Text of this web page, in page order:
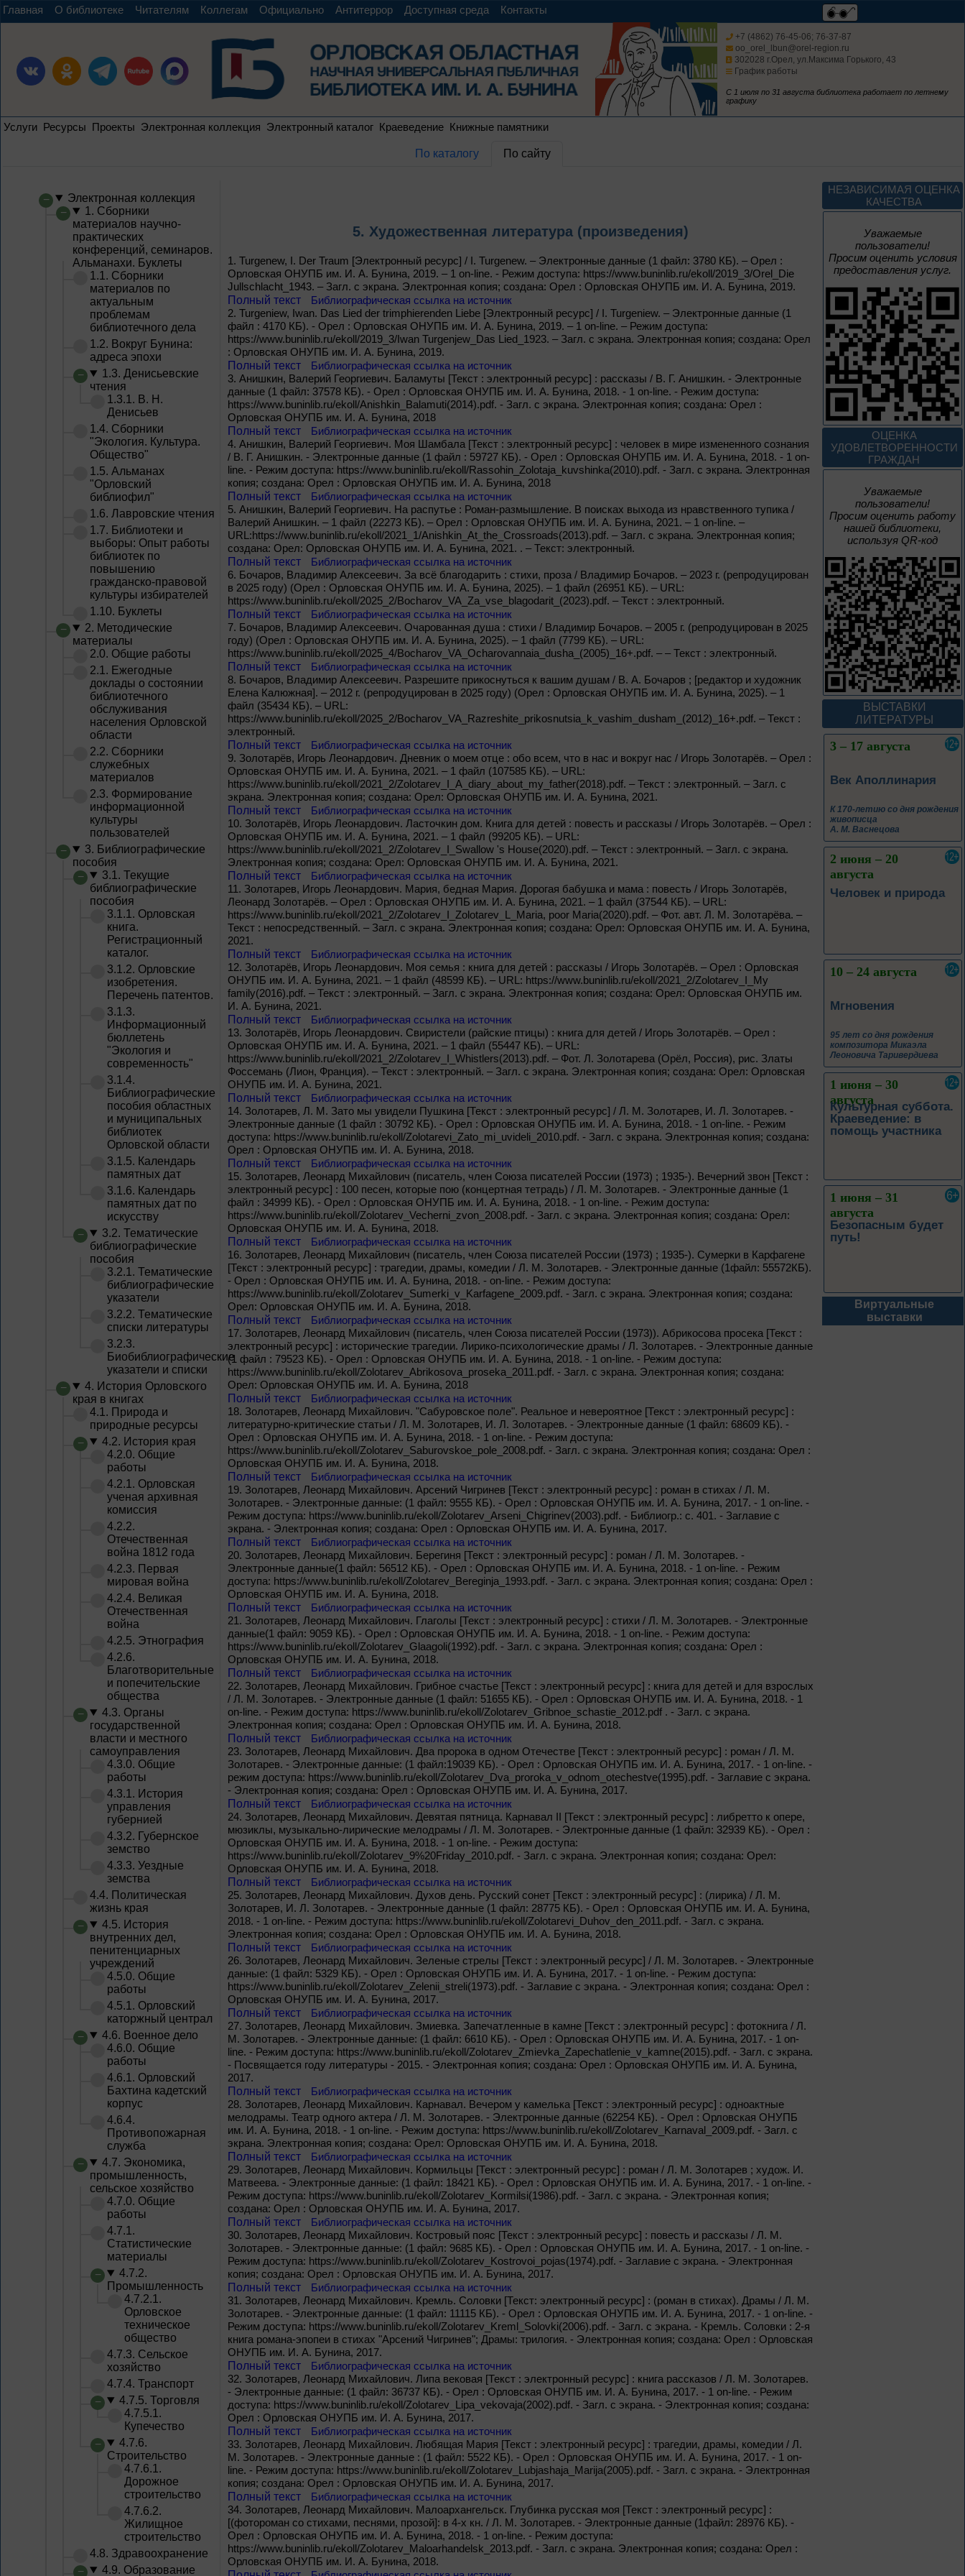
Главная О библиотеке Читателям Коллегам Официально Антитеррор Доступная среда Контакты
+7 (4862) 76-45-06; 76-37-87
oo_orel_lbun@orel-region.ru
302028 г.Орел, ул.Максима Горького, 43
График работы
С 1 июля по 31 августа библиотека работает по летнему
графику
Услуги Ресурсы Проекты Электронная коллекция Электронный каталог Краеведение Книжные памятники
По каталогу По сайту
Электронная коллекция
1. Сборники
материалов научно-
практических
конференций, семинаров.
Альманахи. Буклеты
1.1. Сборники
материалов по
актуальным
проблемам
библиотечного дела
1.2. Вокруг Бунина:
адреса эпохи
1.3. Денисьевские
чтения
1.3.1. В. Н.
Денисьев
1.4. Сборники
"Экология. Культура.
Общество"
1.5. Альманах
"Орловский
библиофил"
1.6. Лавровские чтения
1.7. Библиотеки и
выборы: Опыт работы
библиотек по
повышению
гражданско-правовой
культуры избирателей
1.10. Буклеты
2. Методические
материалы
2.0. Общие работы
2.1. Ежегодные
доклады о состоянии
библиотечного
обслуживания
населения Орловской
области
2.2. Сборники
служебных
материалов
2.3. Формирование
информационной
культуры
пользователей
3. Библиографические
пособия
3.1. Текущие
библиографические
пособия
3.1.1. Орловская
книга.
Регистрационный
каталог.
3.1.2. Орловские
изобретения.
Перечень патентов.
3.1.3.
Информационный
бюллетень
"Экология и
современность"
3.1.4.
Библиографические
пособия областных
и муниципальных
библиотек
Орловской области
3.1.5. Календарь
памятных дат
3.1.6. Календарь
памятных дат по
искусству
3.2. Тематические
библиографические
пособия
3.2.1. Тематические
библиографические
указатели
3.2.2. Тематические
списки литературы
3.2.3.
Биобиблиографические
указатели и списки
4. История Орловского
края в книгах
4.1. Природа и
природные ресурсы
4.2. История края
4.2.0. Общие
работы
4.2.1. Орловская
ученая архивная
комиссия
4.2.2.
Отечественная
война 1812 года
4.2.3. Первая
мировая война
4.2.4. Великая
Отечественная
война
4.2.5. Этнография
4.2.6.
Благотворительные
и попечительские
общества
4.3. Органы
государственной
власти и местного
самоуправления
4.3.0. Общие
работы
4.3.1. История
управления
губернией
4.3.2. Губернское
земство
4.3.3. Уездные
земства
4.4. Политическая
жизнь края
4.5. История
внутренних дел,
пенитенциарных
учреждений
4.5.0. Общие
работы
4.5.1. Орловский
каторжный централ
4.6. Военное дело
4.6.0. Общие
работы
4.6.1. Орловский
Бахтина кадетский
корпус
4.6.4.
Противопожарная
служба
4.7. Экономика,
промышленность,
сельское хозяйство
4.7.0. Общие
работы
4.7.1.
Статистические
материалы
4.7.2.
Промышленность
4.7.2.1.
Орловское
техническое
общество
4.7.3. Сельское
хозяйство
4.7.4. Транспорт
4.7.5. Торговля
4.7.5.1.
Купечество
4.7.6.
Строительство
4.7.6.1.
Дорожное
строительство
4.7.6.2.
Жилищное
строительство
4.8. Здравоохранение
4.9. Образование
5. Художественная литература (произведения)
1. Turgenew, I. Der Traum [Электронный ресурс] / I. Turgenew. – Электронные данные (1 файл: 3780 КБ). – Орел :
Орловская ОНУПБ им. И. А. Бунина, 2019. – 1 on-line. - Режим доступа: https://www.buninlib.ru/ekoll/2019_3/Orel_Die
Jullschlacht_1943. – Загл. с экрана. Электронная копия; создана: Орел : Орловская ОНУПБ им. И. А. Бунина, 2019.
Полный текст
Библиографическая ссылка на источник
2. Turgeniew, Iwan. Das Lied der trimphierenden Liebe [Электронный ресурс] / I. Turgeniew. – Электронные данные (1
файл : 4170 КБ). - Орел : Орловская ОНУПБ им. И. А. Бунина, 2019. – 1 on-line. – Режим доступа:
https://www.buninlib.ru/ekoll/2019_3/Iwan Turgenjew_Das Lied_1923. – Загл. с экрана. Электронная копия; создана: Орел
: Орловская ОНУПБ им. И. А. Бунина, 2019.
Полный текст
Библиографическая ссылка на источник
3. Анишкин, Валерий Георгиевич. Баламуты [Текст : электронный ресурс] : рассказы / В. Г. Анишкин. - Электронные
данные (1 файл: 37578 КБ). - Орел : Орловская ОНУПБ им. И. А. Бунина, 2018. - 1 on-line. - Режим доступа:
https://www.buninlib.ru/ekoll/Anishkin_Balamuti(2014).pdf. - Загл. с экрана. Электронная копия; создана: Орел :
Орловская ОНУПБ им. И. А. Бунина, 2018
Полный текст
Библиографическая ссылка на источник
4. Анишкин, Валерий Георгиевич. Моя Шамбала [Текст : электронный ресурс] : человек в мире измененного сознания
/ В. Г. Анишкин. - Электронные данные (1 файл : 59727 КБ). - Орел : Орловская ОНУПБ им. И. А. Бунина, 2018. - 1 on-
line. - Режим доступа: https://www.buninlib.ru/ekoll/Rassohin_Zolotaja_kuvshinka(2010).pdf. - Загл. с экрана. Электронная
копия; создана: Орел : Орловская ОНУПБ им. И. А. Бунина, 2018
Полный текст
Библиографическая ссылка на источник
5. Анишкин, Валерий Георгиевич. На распутье : Роман-размышление. В поисках выхода из нравственного тупика /
Валерий Анишкин. – 1 файл (22273 КБ). – Орел : Орловская ОНУПБ им. И. А. Бунина, 2021. – 1 on-line. –
URL:https://www.buninlib.ru/ekoll/2021_1/Anishkin_At_the_Crossroads(2013).pdf. – Загл. с экрана. Электронная копия;
создана: Орел: Орловская ОНУПБ им. И. А. Бунина, 2021. . – Текст: электронный.
Полный текст
Библиографическая ссылка на источник
6. Бочаров, Владимир Алексеевич. За всё благодарить : стихи, проза / Владимир Бочаров. – 2023 г. (репродуцирован
в 2025 году) (Орел : Орловская ОНУПБ им. И. А. Бунина, 2025). – 1 файл (26951 КБ). – URL:
https://www.buninlib.ru/ekoll/2025_2/Bocharov_VA_Za_vse_blagodarit_(2023).pdf. – Текст : электронный.
Полный текст
Библиографическая ссылка на источник
7. Бочаров, Владимир Алексеевич. Очарованная душа : стихи / Владимир Бочаров. – 2005 г. (репродуцирован в 2025
году) (Орел : Орловская ОНУПБ им. И. А. Бунина, 2025). – 1 файл (7799 КБ). – URL:
https://www.buninlib.ru/ekoll/2025_4/Bocharov_VA_Ocharovannaia_dusha_(2005)_16+.pdf. – – Текст : электронный.
Полный текст
Библиографическая ссылка на источник
8. Бочаров, Владимир Алексеевич. Разрешите прикоснуться к вашим душам / В. А. Бочаров ; [редактор и художник
Елена Калюжная]. – 2012 г. (репродуцирован в 2025 году) (Орел : Орловская ОНУПБ им. И. А. Бунина, 2025). – 1
файл (35434 КБ). – URL:
https://www.buninlib.ru/ekoll/2025_2/Bocharov_VA_Razreshite_prikosnutsia_k_vashim_dusham_(2012)_16+.pdf. – Текст :
электронный.
Полный текст
Библиографическая ссылка на источник
9. Золотарёв, Игорь Леонардович. Дневник о моем отце : обо всем, что в нас и вокруг нас / Игорь Золотарёв. – Орел :
Орловская ОНУПБ им. И. А. Бунина, 2021. – 1 файл (107585 КБ). – URL:
https://www.buninlib.ru/ekoll/2021_2/Zolotarev_I_A_diary_about_my_father(2018).pdf. – Текст : электронный. – Загл. с
экрана. Электронная копия; создана: Орел: Орловская ОНУПБ им. И. А. Бунина, 2021.
Полный текст
Библиографическая ссылка на источник
10. Золотарёв, Игорь Леонардович. Ласточкин дом. Книга для детей : повесть и рассказы / Игорь Золотарёв. – Орел :
Орловская ОНУПБ им. И. А. Бунина, 2021. – 1 файл (99205 КБ). – URL:
https://www.buninlib.ru/ekoll/2021_2/Zolotarev_I_Swallow 's House(2020).pdf. – Текст : электронный. – Загл. с экрана.
Электронная копия; создана: Орел: Орловская ОНУПБ им. И. А. Бунина, 2021.
Полный текст
Библиографическая ссылка на источник
11. Золотарев, Игорь Леонардович. Мария, бедная Мария. Дорогая бабушка и мама : повесть / Игорь Золотарёв,
Леонард Золотарёв. – Орел : Орловская ОНУПБ им. И. А. Бунина, 2021. – 1 файл (37544 КБ). – URL:
https://www.buninlib.ru/ekoll/2021_2/Zolotarev_I_Zolotarev_L_Maria, poor Maria(2020).pdf. – Фот. авт. Л. М. Золотарёва. –
Текст : непосредственный. – Загл. с экрана. Электронная копия; создана: Орел: Орловская ОНУПБ им. И. А. Бунина,
2021.
Полный текст
Библиографическая ссылка на источник
12. Золотарёв, Игорь Леонардович. Моя семья : книга для детей : рассказы / Игорь Золотарёв. – Орел : Орловская
ОНУПБ им. И. А. Бунина, 2021. – 1 файл (48599 КБ). – URL: https://www.buninlib.ru/ekoll/2021_2/Zolotarev_I_My
family(2016).pdf. – Текст : электронный. – Загл. с экрана. Электронная копия; создана: Орел: Орловская ОНУПБ им.
И. А. Бунина, 2021.
Полный текст
Библиографическая ссылка на источник
13. Золотарёв, Игорь Леонардович. Свиристели (райские птицы) : книга для детей / Игорь Золотарёв. – Орел :
Орловская ОНУПБ им. И. А. Бунина, 2021. – 1 файл (55447 КБ). – URL:
https://www.buninlib.ru/ekoll/2021_2/Zolotarev_I_Whistlers(2013).pdf. – Фот. Л. Золотарева (Орёл, Россия), рис. Златы
Фоссемань (Лион, Франция). – Текст : электронный. – Загл. с экрана. Электронная копия; создана: Орел: Орловская
ОНУПБ им. И. А. Бунина, 2021.
Полный текст
Библиографическая ссылка на источник
14. Золотарев, Л. М. Зато мы увидели Пушкина [Текст : электронный ресурс] / Л. М. Золотарев, И. Л. Золотарев. -
Электронные данные (1 файл : 30792 КБ). - Орел : Орловская ОНУПБ им. И. А. Бунина, 2018. - 1 on-line. - Режим
доступа: https://www.buninlib.ru/ekoll/Zolotarevi_Zato_mi_uvideli_2010.pdf. - Загл. с экрана. Электронная копия; создана:
Орел : Орловская ОНУПБ им. И. А. Бунина, 2018.
Полный текст
Библиографическая ссылка на источник
15. Золотарев, Леонард Михайлович (писатель, член Союза писателей России (1973) ; 1935-). Вечерний звон [Текст :
электронный ресурс] : 100 песен, которые пою (концертная тетрадь) / Л. М. Золотарев. - Электронные данные (1
файл : 34999 КБ). - Орел : Орловская ОНУПБ им. И. А. Бунина, 2018. - 1 on-line. - Режим доступа:
https://www.buninlib.ru/ekoll/Zolotarev_Vecherni_zvon_2008.pdf. - Загл. с экрана. Электронная копия; создана: Орел:
Орловская ОНУПБ им. И. А. Бунина, 2018.
Полный текст
Библиографическая ссылка на источник
16. Золотарев, Леонард Михайлович (писатель, член Союза писателей России (1973) ; 1935-). Сумерки в Карфагене
[Текст : электронный ресурс] : трагедии, драмы, комедии / Л. М. Золотарев. - Электронные данные (1файл: 55572КБ).
- Орел : Орловская ОНУПБ им. И. А. Бунина, 2018. - on-line. - Режим доступа:
https://www.buninlib.ru/ekoll/Zolotarev_Sumerki_v_Karfagene_2009.pdf. - Загл. с экрана. Электронная копия; создана:
Орел: Орловская ОНУПБ им. И. А. Бунина, 2018.
Полный текст
Библиографическая ссылка на источник
17. Золотарев, Леонард Михайлович (писатель, член Союза писателей России (1973)). Абрикосова просека [Текст :
электронный ресурс] : исторические трагедии. Лирико-психологические драмы / Л. Золотарев. - Электронные данные
(1 файл : 79523 КБ). - Орел : Орловская ОНУПБ им. И. А. Бунина, 2018. - 1 on-line. - Режим доступа:
https://www.buninlib.ru/ekoll/Zolotarev_Abrikosova_proseka_2011.pdf. - Загл. с экрана. Электронная копия; создана:
Орел: Орловская ОНУПБ им. И. А. Бунина, 2018
Полный текст
Библиографическая ссылка на источник
18. Золотарев, Леонард Михайлович. "Сабуровское поле". Реальное и невероятное [Текст : электронный ресурс] :
литературно-критические статьи / Л. М. Золотарев, И. Л. Золотарев. - Электронные данные (1 файл: 68609 КБ). -
Орел : Орловская ОНУПБ им. И. А. Бунина, 2018. - 1 on-line. - Режим доступа:
https://www.buninlib.ru/ekoll/Zolotarev_Saburovskoe_pole_2008.pdf. - Загл. с экрана. Электронная копия; создана: Орел :
Орловская ОНУПБ им. И. А. Бунина, 2018.
Полный текст
Библиографическая ссылка на источник
19. Золотарев, Леонард Михайлович. Арсений Чигринев [Текст : электронный ресурс] : роман в стихах / Л. М.
Золотарев. - Электронные данные: (1 файл: 9555 КБ). - Орел : Орловская ОНУПБ им. И. А. Бунина, 2017. - 1 on-line. -
Режим доступа: https://www.buninlib.ru/ekoll/Zolotarev_Arseni_Chigrinev(2003).pdf. - Библиогр.: с. 401. - Заглавие с
экрана. - Электронная копия; создана: Орел : Орловская ОНУПБ им. И. А. Бунина, 2017.
Полный текст
Библиографическая ссылка на источник
20. Золотарев, Леонард Михайлович. Берегиня [Текст : электронный ресурс] : роман / Л. М. Золотарев. -
Электронные данные(1 файл: 56512 КБ). - Орел : Орловская ОНУПБ им. И. А. Бунина, 2018. - 1 on-line. - Режим
доступа: https://www.buninlib.ru/ekoll/Zolotarev_Bereginja_1993.pdf. - Загл. с экрана. Электронная копия; создана: Орел :
Орловская ОНУПБ им. И. А. Бунина, 2018.
Полный текст
Библиографическая ссылка на источник
21. Золотарев, Леонард Михайлович. Глаголы [Текст : электронный ресурс] : стихи / Л. М. Золотарев. - Электронные
данные(1 файл: 9059 КБ). - Орел : Орловская ОНУПБ им. И. А. Бунина, 2018. - 1 on-line. - Режим доступа:
https://www.buninlib.ru/ekoll/Zolotarev_Glaagoli(1992).pdf. - Загл. с экрана. Электронная копия; создана: Орел :
Орловская ОНУПБ им. И. А. Бунина, 2018.
Полный текст
Библиографическая ссылка на источник
22. Золотарев, Леонард Михайлович. Грибное счастье [Текст : электронный ресурс] : книга для детей и для взрослых
/ Л. М. Золотарев. - Электронные данные (1 файл: 51655 КБ). - Орел : Орловская ОНУПБ им. И. А. Бунина, 2018. - 1
on-line. - Режим доступа: https://www.buninlib.ru/ekoll/Zolotarev_Gribnoe_schastie_2012.pdf . - Загл. с экрана.
Электронная копия; создана: Орел : Орловская ОНУПБ им. И. А. Бунина, 2018.
Полный текст
Библиографическая ссылка на источник
23. Золотарев, Леонард Михайлович. Два пророка в одном Отечестве [Текст : электронный ресурс] : роман / Л. М.
Золотарев. - Электронные данные: (1 файл:19039 КБ). - Орел : Орловская ОНУПБ им. И. А. Бунина, 2017. - 1 on-line. -
режим доступа: https://www.buninlib.ru/ekoll/Zolotarev_Dva_proroka_v_odnom_otechestve(1995).pdf. - Заглавие с экрана.
- Электронная копия; создана: Орел : Орловская ОНУПБ им. И. А. Бунина, 2017.
Полный текст
Библиографическая ссылка на источник
24. Золотарев, Леонард Михайлович. Девятая пятница. Карнавал II [Текст : электронный ресурс] : либретто к опере,
мюзиклы, музыкально-лирические мелодрамы / Л. М. Золотарев. - Электронные данные (1 файл: 32939 КБ). - Орел :
Орловская ОНУПБ им. И. А. Бунина, 2018. - 1 on-line. - Режим доступа:
https://www.buninlib.ru/ekoll/Zolotarev_9%20Friday_2010.pdf. - Загл. с экрана. Электронная копия; создана: Орел:
Орловская ОНУПБ им. И. А. Бунина, 2018.
Полный текст
Библиографическая ссылка на источник
25. Золотарев, Леонард Михайлович. Духов день. Русский сонет [Текст : электронный ресурс] : (лирика) / Л. М.
Золотарев, И. Л. Золотарев. - Электронные данные (1 файл: 28775 КБ). - Орел : Орловская ОНУПБ им. И. А. Бунина,
2018. - 1 on-line. - Режим доступа: https://www.buninlib.ru/ekoll/Zolotarevi_Duhov_den_2011.pdf. - Загл. с экрана.
Электронная копия; создана: Орел : Орловская ОНУПБ им. И. А. Бунина, 2018.
Полный текст
Библиографическая ссылка на источник
26. Золотарев, Леонард Михайлович. Зеленые стрелы [Текст : электронный ресурс] / Л. М. Золотарев. - Электронные
данные: (1 файл: 5329 КБ). - Орел : Орловская ОНУПБ им. И. А. Бунина, 2017. - 1 on-line. - Режим доступа:
https://www.buninlib.ru/ekoll/Zolotarev_Zelenii_streli(1973).pdf. - Заглавие с экрана. - Электронная копия; создана: Орел :
Орловская ОНУПБ им. И. А. Бунина, 2017.
Полный текст
Библиографическая ссылка на источник
27. Золотарев, Леонард Михайлович. Змиевка. Запечатленные в камне [Текст : электронный ресурс] : фотокнига / Л.
М. Золотарев. - Электронные данные: (1 файл: 6610 КБ). - Орел : Орловская ОНУПБ им. И. А. Бунина, 2017. - 1 on-
line. - Режим доступа: https://www.buninlib.ru/ekoll/Zolotarev_Zmievka_Zapechatlenie_v_kamne(2015).pdf. - Загл. с экрана.
- Посвящается году литературы - 2015. - Электронная копия; создана: Орел : Орловская ОНУПБ им. И. А. Бунина,
2017.
Полный текст
Библиографическая ссылка на источник
28. Золотарев, Леонард Михайлович. Карнавал. Вечером у камелька [Текст : электронный ресурс] : одноактные
мелодрамы. Театр одного актера / Л. М. Золотарев. - Электронные данные (62254 КБ). - Орел : Орловская ОНУПБ
им. И. А. Бунина, 2018. - 1 on-line. - Режим доступа: https://www.buninlib.ru/ekoll/Zolotarev_Karnaval_2009.pdf. - Загл. с
экрана. Электронная копия; создана: Орел: Орловская ОНУПБ им. И. А. Бунина, 2018.
Полный текст
Библиографическая ссылка на источник
29. Золотарев, Леонард Михайлович. Кормильцы [Текст : электронный ресурс] : роман / Л. М. Золотарев ; худож. И.
Матвеева. - Электронные данные: (1 файл: 18421 КБ). - Орел : Орловская ОНУПБ им. И. А. Бунина, 2017. - 1 on-line. -
Режим доступа: https://www.buninlib.ru/ekoll/Zolotarev_Kormilsi(1986).pdf. - Загл. с экрана. - Электронная копия;
создана: Орел : Орловская ОНУПБ им. И. А. Бунина, 2017.
Полный текст
Библиографическая ссылка на источник
30. Золотарев, Леонард Михайлович. Костровый пояс [Текст : электронный ресурс] : повесть и рассказы / Л. М.
Золотарев. - Электронные данные: (1 файл: 9685 КБ). - Орел : Орловская ОНУПБ им. И. А. Бунина, 2017. - 1 on-line. -
Режим доступа: https://www.buninlib.ru/ekoll/Zolotarev_Kostrovoi_pojas(1974).pdf. - Заглавие с экрана. - Электронная
копия; создана: Орел : Орловская ОНУПБ им. И. А. Бунина, 2017.
Полный текст
Библиографическая ссылка на источник
31. Золотарев, Леонард Михайлович. Кремль. Соловки [Текст: электронный ресурс] : (роман в стихах). Драмы / Л. М.
Золотарев. - Электронные данные: (1 файл: 11115 КБ). - Орел : Орловская ОНУПБ им. И. А. Бунина, 2017. - 1 on-line. -
Режим доступа: https://www.buninlib.ru/ekoll/Zolotarev_Kreml_Solovki(2006).pdf. - Загл. с экрана. - Кремль. Соловки : 2-я
книга романа-эпопеи в стихах "Арсений Чигринев"; Драмы: трилогия. - Электронная копия; создана: Орел : Орловская
ОНУПБ им. И. А. Бунина, 2017.
Полный текст
Библиографическая ссылка на источник
32. Золотарев, Леонард Михайлович. Липа вековая [Текст : электронный ресурс] : книга рассказов / Л. М. Золотарев.
- Электронные данные: (1 файл: 36737 КБ). - Орел : Орловская ОНУПБ им. И. А. Бунина, 2017. - 1 on-line. - Режим
доступа: https://www.buninlib.ru/ekoll/Zolotarev_Lipa_vekovaja(2002).pdf. - Загл. с экрана. - Электронная копия; создана:
Орел : Орловская ОНУПБ им. И. А. Бунина, 2017.
Полный текст
Библиографическая ссылка на источник
33. Золотарев, Леонард Михайлович. Любящая Мария [Текст : электронный ресурс] : трагедии, драмы, комедии / Л.
М. Золотарев. - Электронные данные : (1 файл: 5522 КБ). - Орел : Орловская ОНУПБ им. И. А. Бунина, 2017. - 1 on-
line. - Режим доступа: https://www.buninlib.ru/ekoll/Zolotarev_Lubjashaja_Marija(2005).pdf. - Загл. с экрана. - Электронная
копия; создана: Орел : Орловская ОНУПБ им. И. А. Бунина, 2017.
Полный текст
Библиографическая ссылка на источник
34. Золотарев, Леонард Михайлович. Малоархангельск. Глубинка русская моя [Текст : электронный ресурс] :
[(фотороман со стихами, песнями, прозой]: в 4-х кн. / Л. М. Золотарев. - Электронные данные (1файл: 28976 КБ). -
Орел : Орловская ОНУПБ им. И. А. Бунина, 2018. - 1 on-line. - Режим доступа:
https://www.buninlib.ru/ekoll/Zolotarev_Maloarhandelsk_2013.pdf. - Загл. с экрана. Электронная копия; создана: Орел :
Орловская ОНУПБ им. И. А. Бунина, 2018.
НЕЗАВИСИМАЯ ОЦЕНКА
КАЧЕСТВА
Уважаемые
пользователи!
Просим оценить условия
предоставления услуг.
ОЦЕНКА
УДОВЛЕТВОРЕННОСТИ
ГРАЖДАН
Уважаемые
пользователи!
Просим оценить работу
нашей библиотеки,
используя QR-код
ВЫСТАВКИ
ЛИТЕРАТУРЫ
До конца года
Изучаем русский
До конца года
Россия: приглашение
в путешествие
Цикл выставок литературы
До конца года
Мастера кисти:
галерея талантов
До конца года
Творец и муза
Цикл выставок литературы
4 – 14 августа
В борьбе против
нацизма мы были
вместе
Великая Победа народов
многонациональной страны
3 – 17 августа
Век Аполлинария
К 170-летию со дня рождения
живописца
А. М. Васнецова
2 июня – 20
августа
Человек и природа
10 – 24 августа
Мгновения
95 лет со дня рождения
композитора Микаэла
Леоновича Таривердиева
1 июня – 30
августа
Культурная суббота.
Краеведение: в
помощь участника
1 июня – 31
августа
Безопасным будет
путь!
1 – 31 августа
Виртуальные
выставки